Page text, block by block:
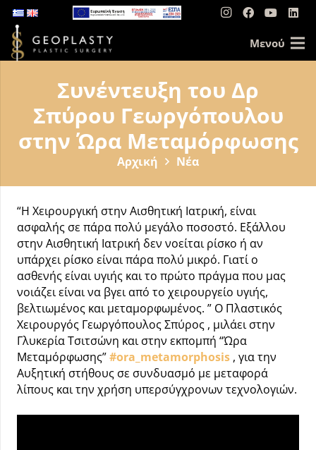
Μενού
Συνέντευξη του Δρ
Σπύρου Γεωργόπουλου
στην Ώρα Μεταμόρφωσης
Αρχική Νέα
“Η Χειρουργική στην Αισθητική Ιατρική, είναι
ασφαλής σε πάρα πολύ μεγάλο ποσοστό. Εξάλλου
στην Αισθητική Ιατρική δεν νοείται ρίσκο ή αν
υπάρχει ρίσκο είναι πάρα πολύ μικρό. Γιατί ο
ασθενής είναι υγιής και το πρώτο πράγμα που μας
νοιάζει είναι να βγει από το χειρουργείο υγιής,
βελτιωμένος και μεταμορφωμένος. ” Ο Πλαστικός
Χειρουργός Γεωργόπουλος Σπύρος , μιλάει στην
Γλυκερία Τσιτσώνη και στην εκπομπή “Ώρα
Μεταμόρφωσης”#ora_metamorphosis , για την
Αυξητική στήθους σε συνδυασμό με μεταφορά
λίπους και την χρήση υπερσύγχρονων τεχνολογιών.